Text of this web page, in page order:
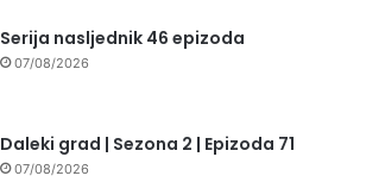
Serija nasljednik 46 epizoda
07/08/2026
Daleki grad | Sezona 2 | Epizoda 71
07/08/2026